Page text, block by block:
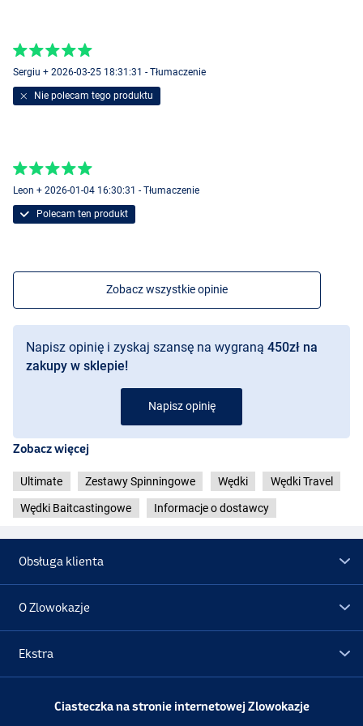
- Wysokie przełożenie
- Precyzyjnie regulowany hamulec
- Kompaktowy, mocny i wszechstronny
- Niska masa sprawia, że kołowrotki te są idealne do aktywnego
- Długość: 150 m
- Zapleciona z 8 nitek
Sergiu + 2026-03-25 18:31:31 - Tłumaczenie
Nie polecam tego produktu
Leon + 2026-01-04 16:30:31 - Tłumaczenie
Polecam ten produkt
Zobacz wszystkie opinie
Napisz opinię i zyskaj szansę na wygraną 450zł na
zakupy w sklepie!
Napisz opinię
Zobacz więcej
Ultimate Zestawy Spinningowe Wędki Wędki Travel
Wędki Baitcastingowe Informacje o dostawcy
Obsługa klienta
O Zlowokazje
Ekstra
PromocjeCiasteczka na stronie internetowej Zlowokazje